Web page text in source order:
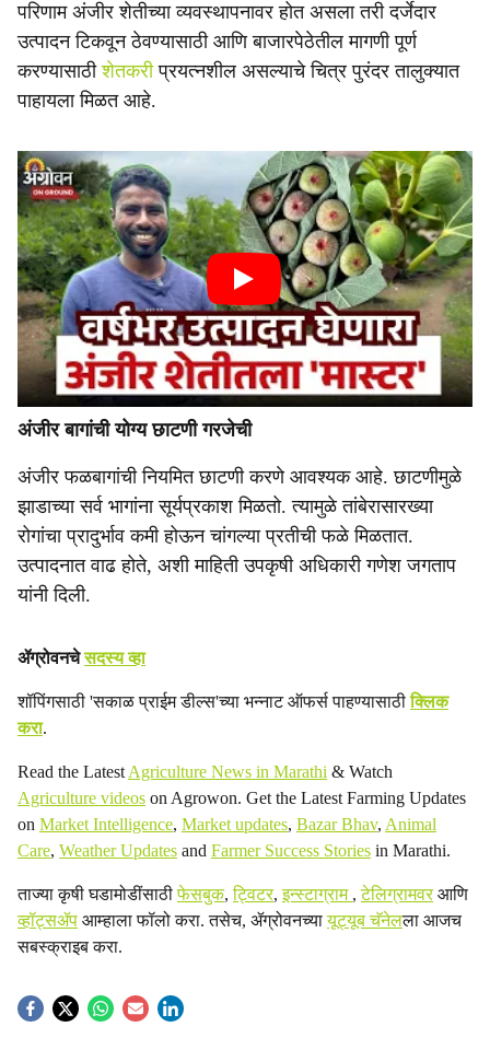
परिणाम अंजीर शेतीच्या व्यवस्थापनावर होत असला तरी दर्जेदार
उत्पादन टिकवून ठेवण्यासाठी आणि बाजारपेठेतील मागणी पूर्ण
करण्यासाठीशेतकरीप्रयत्नशील असल्याचे चित्र पुरंदर तालुक्यात
पाहायला मिळत आहे.
अंजीर बागांची योग्य छाटणी गरजेची
अंजीर फळबागांची नियमित छाटणी करणे आवश्यक आहे. छाटणीमुळे
झाडाच्या सर्व भागांना सूर्यप्रकाश मिळतो. त्यामुळे तांबेरासारख्या
रोगांचा प्रादुर्भाव कमी होऊन चांगल्या प्रतीची फळे मिळतात.
उत्पादनात वाढ होते, अशी माहिती उपकृषी अधिकारी गणेश जगताप
यांनी दिली.
ॲग्रोवनचेसदस्य व्हा
शॉपिंगसाठी 'सकाळ प्राईम डील्स'च्या भन्नाट ऑफर्स पाहण्यासाठीक्लिक
करा.
Read the Latest Agriculture News in Marathi & Watch
Agriculture videos on Agrowon. Get the Latest Farming Updates
on Market Intelligence, Market updates, Bazar Bhav, Animal
Care, Weather Updates and Farmer Success Stories in Marathi.
ताज्या कृषी घडामोडींसाठीफेसबुक,ट्विटर,इन्स्टाग्राम ,टेलिग्रामवरआणि
व्हॉट्सॲप आम्हाला फॉलो करा. तसेच, ॲग्रोवनच्यायूट्यूब चॅनेलला आजच
सबस्क्राइब करा.